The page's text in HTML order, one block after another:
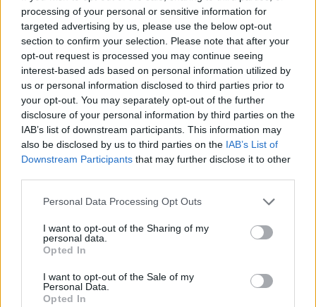
processing of your personal or sensitive information for
targeted advertising by us, please use the below opt-out
section to confirm your selection. Please note that after your
opt-out request is processed you may continue seeing
interest-based ads based on personal information utilized by
us or personal information disclosed to third parties prior to
your opt-out. You may separately opt-out of the further
disclosure of your personal information by third parties on the
IAB’s list of downstream participants. This information may
also be disclosed by us to third parties on the IAB’s List of
Downstream Participants that may further disclose it to other
Personal Data Processing Opt Outs
I want to opt-out of the Sharing of my
personal data.
Opted In
I want to opt-out of the Sale of my
Personal Data.
Opted In
Vaddisznó szaladt le a budapesti